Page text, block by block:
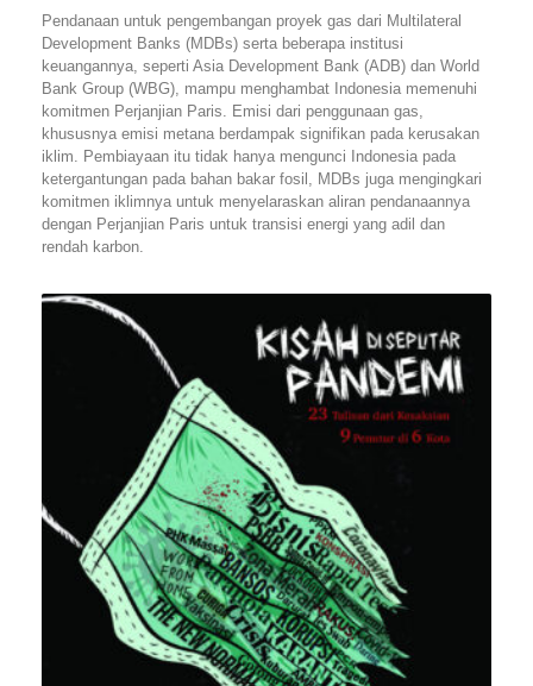
Pendanaan untuk pengembangan proyek gas dari Multilateral
Development Banks (MDBs) serta beberapa institusi
keuangannya, seperti Asia Development Bank (ADB) dan World
Bank Group (WBG), mampu menghambat Indonesia memenuhi
komitmen Perjanjian Paris. Emisi dari penggunaan gas,
khususnya emisi metana berdampak signifikan pada kerusakan
iklim. Pembiayaan itu tidak hanya mengunci Indonesia pada
ketergantungan pada bahan bakar fosil, MDBs juga mengingkari
komitmen iklimnya untuk menyelaraskan aliran pendanaannya
dengan Perjanjian Paris untuk transisi energi yang adil dan
rendah karbon.